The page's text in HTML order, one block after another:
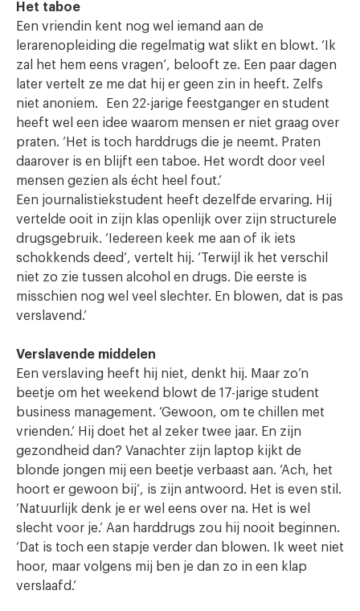
Het taboe
Een vriendin kent nog wel iemand aan de
lerarenopleiding die regelmatig wat slikt en blowt. ‘Ik
zal het hem eens vragen’, belooft ze. Een paar dagen
later vertelt ze me dat hij er geen zin in heeft. Zelfs
niet anoniem. Een 22-jarige feestganger en student
heeft wel een idee waarom mensen er niet graag over
praten. ‘Het is toch harddrugs die je neemt. Praten
daarover is en blijft een taboe. Het wordt door veel
mensen gezien als écht heel fout.’
Een journalistiekstudent heeft dezelfde ervaring. Hij
vertelde ooit in zijn klas openlijk over zijn structurele
drugsgebruik. ‘Iedereen keek me aan of ik iets
schokkends deed’, vertelt hij. ‘Terwijl ik het verschil
niet zo zie tussen alcohol en drugs. Die eerste is
misschien nog wel veel slechter. En blowen, dat is pas
verslavend.’
Verslavende middelen
Een verslaving heeft hij niet, denkt hij. Maar zo’n
beetje om het weekend blowt de 17-jarige student
business management. ‘Gewoon, om te chillen met
vrienden.’ Hij doet het al zeker twee jaar. En zijn
gezondheid dan? Vanachter zijn laptop kijkt de
blonde jongen mij een beetje verbaast aan. ‘Ach, het
hoort er gewoon bij’, is zijn antwoord. Het is even stil.
‘Natuurlijk denk je er wel eens over na. Het is wel
slecht voor je.’ Aan harddrugs zou hij nooit beginnen.
‘Dat is toch een stapje verder dan blowen. Ik weet niet
hoor, maar volgens mij ben je dan zo in een klap
verslaafd.’